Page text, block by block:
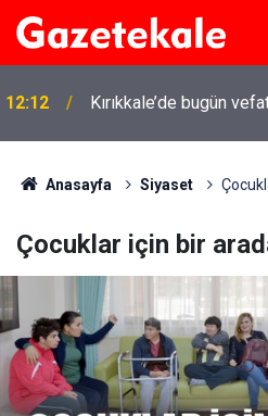
12:12 Kırıkkale’de bugün
Anasayfa Siyaset
Çocuklar için bir